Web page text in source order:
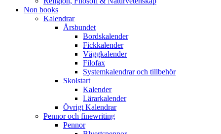
Non books
Kalendrar
Årsbundet
Bordskalender
Fickkalender
Väggkalender
Filofax
Systemkalendrar och tillbehör
Skolstart
Kalender
Lärarkalender
Övrigt Kalendrar
Pennor och finewriting
Pennor